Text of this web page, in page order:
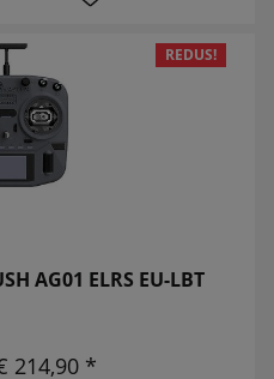
REDUS!
AG01 ELRS EU-LBT
214,90 *